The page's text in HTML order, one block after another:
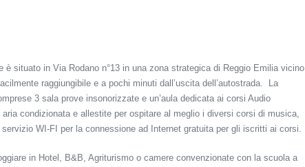
è situato in Via Rodano n°13 in una zona strategica di Reggio Emilia vicino
raggiungibile e a pochi minuti dall’uscita dell’autostrada. La
3 sala prove insonorizzate e un’aula dedicata ai corsi Audio
condizionata e allestite per ospitare al meglio i diversi corsi di musica,
WI-FI per la connessione ad Internet gratuita per gli iscritti ai corsi.
in Hotel, B&B, Agriturismo o camere convenzionate con la scuola a